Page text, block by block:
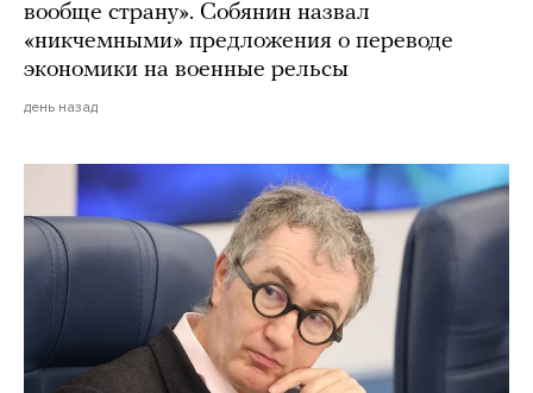
вообще страну». Собянин назвал
«никчемными» предложения о переводе
экономики на военные рельсы
день назад